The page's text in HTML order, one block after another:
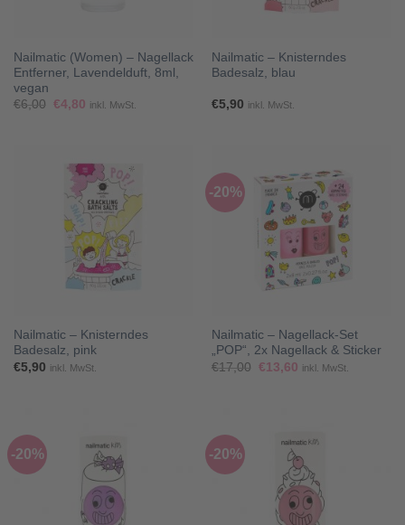
Nailmatic (Women) – Nagellack
Entferner, Lavendelduft, 8ml,
vegan
€6,00 Ursprünglicher
€4,80Aktueller
inkl. MwSt.
Nailmatic – Knisterndes
Badesalz, blau
€5,90 inkl. MwSt.
Nailmatic – Knisterndes
Badesalz, pink
€5,90 inkl. MwSt.
-20%
Nailmatic – Nagellack-Set
„POP“, 2x Nagellack & Sticker
€17,00 Ursprünglicher
Preis
€13,60Aktueller
inkl. MwSt.
-20% -20%